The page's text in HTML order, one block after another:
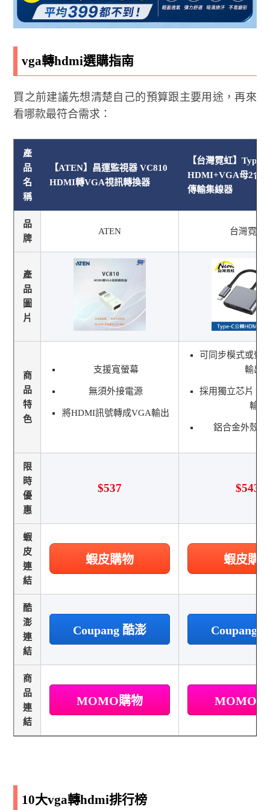
vga轉hdmi選購指南
買之前建議先想清楚自己的預算跟主要用途，再來
看哪款最符合需求：
產
品
名
稱
【ATEN】昌運監視器 VC810
HDMI轉VGA視訊轉換器
【台灣霓虹】Type-
HDMI+VGA母2合1
傳輸集線器
品
牌
ATEN 台灣霓虹
產
品
圖
片
商
品
特
色
支援寬螢幕
無須外接電源
將HDMI訊號轉成VGA輸出
可同步模式或螢
輸出
採用獨立芯片，
輸
鋁合金外殼，
限
時
優
惠
$537 $543
蝦
皮
連
結
蝦皮購物 蝦皮購
酷
澎
連
結
Coupang 酷澎 Coupang
商
品
連
結
MOMO購物 MOMO
10大vga轉hdmi排行榜